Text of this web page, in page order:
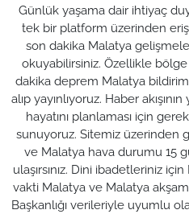
Günlük yaşama dair ihtiyaç
tek bir platform üzerinden
son dakika Malatya
okuyabilirsiniz. Özellikle
dakika deprem Malatya
alıp yayınlıyoruz. Haber
hayatını planlaması için
sunuyoruz. Sitemiz üzerinden
ve Malatya hava durumu 15
ulaşırsınız. Dini ibadetleriniz
vakti Malatya ve Malatya
Başkanlığı verileriyle uyumlu